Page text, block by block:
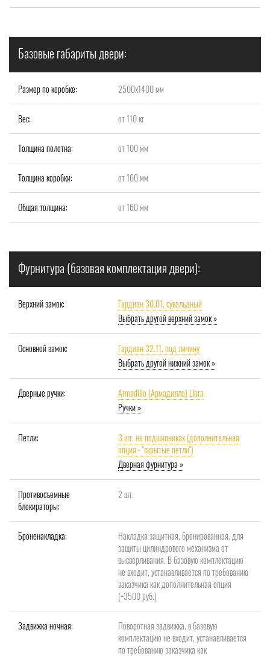
Базовые габариты двери:
Размер по коробке: 2500х1400 мм
Вес: от 110 кг
Толщина полотна: от 100 мм
Толщина коробки: от 160 мм
Общая толщина: от 160 мм
Фурнитура (базовая комплектация двери):
Верхний замок:
Гардиан 30.01, сувальдный
Выбрать другой верхний замок »
Основной замок:
Гардиан 32.11, под личину
Выбрать другой нижний замок »
Дверные ручки:
Armadillo (Армадилло) Libra
Ручки »
Петли:
3 шт. на подшипниках (дополнительная
опция - "скрытые петли")
Дверная фурнитура »
Противосъемные
блокираторы:
2 шт.
Броненакладка:
Накладка защитная, бронированная, для
защиты цилиндрового механизма от
высверливания. В базовую комплектацию
не входит, устанавливается по требованию
заказчика как дополнительная опция
(+3500 руб.)
Задвижка ночная:
Поворотная задвижка, в базовую
комплектацию не входит, устанавливается
по требованию заказчика как